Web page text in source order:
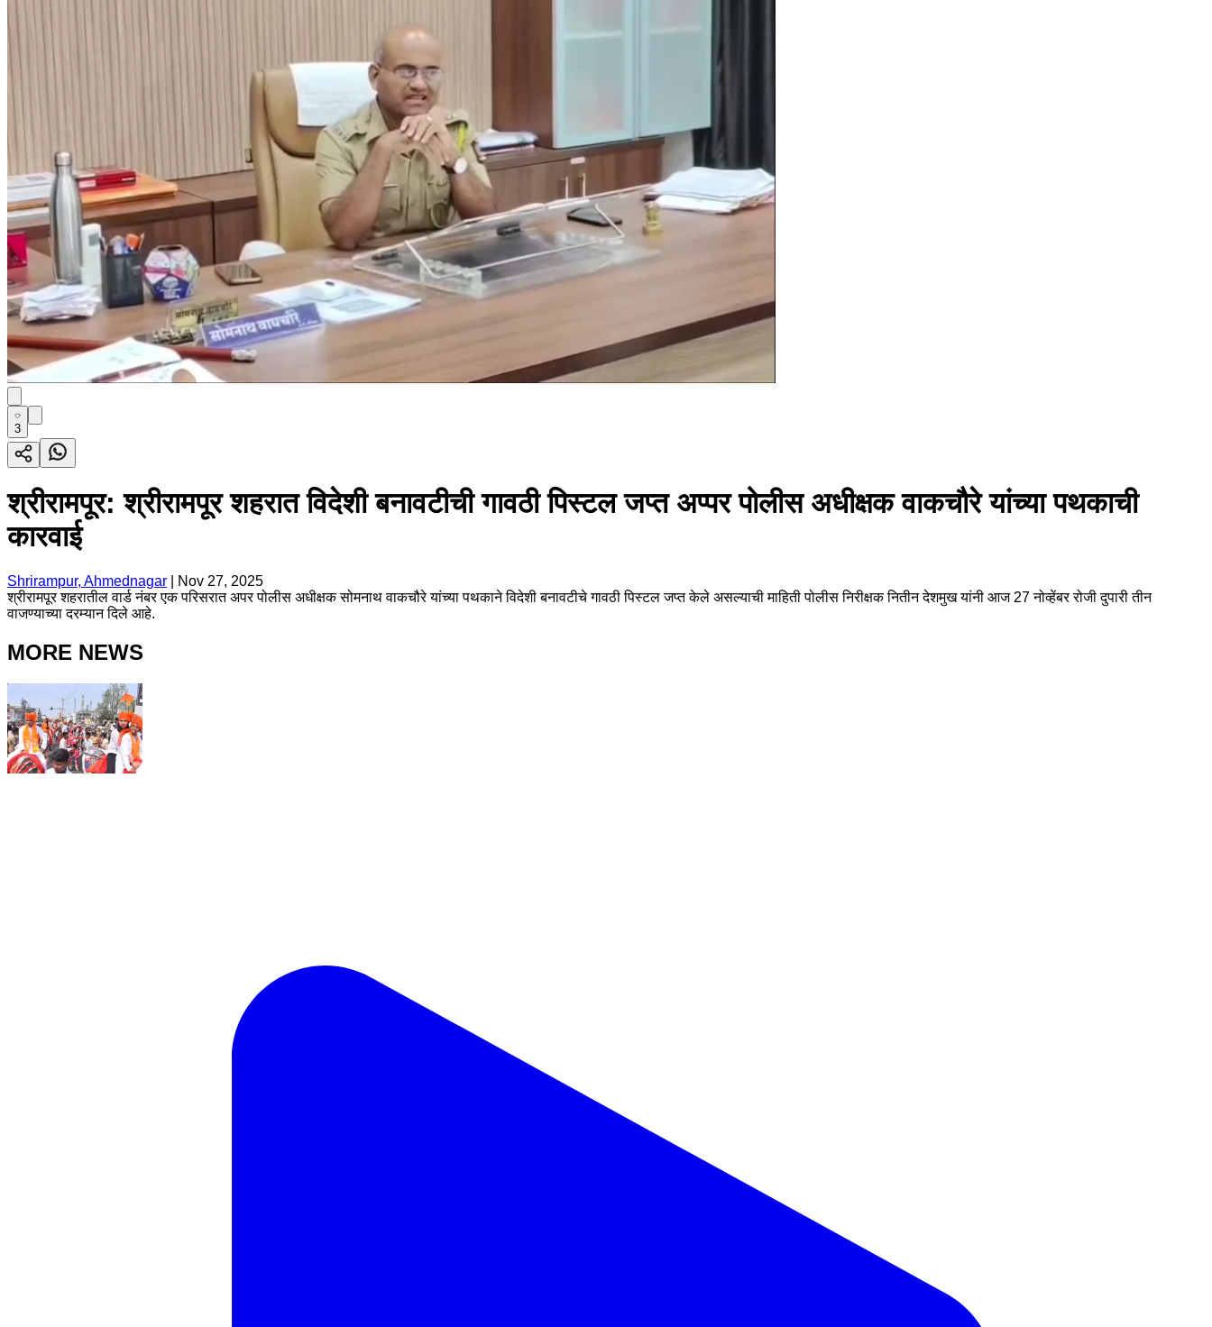
3
श्रीरामपूर: श्रीरामपूर शहरात विदेशी बनावटीची गावठी पिस्टल जप्त अप्पर पोलीस अधीक्षक वाकचौरे यांच्या पथकाची
कारवाई
Shrirampur, Ahmednagar
Nov 27, 2025
श्रीरामपूर शहरातील वार्ड नंबर एक परिसरात अपर पोलीस अधीक्षक सोमनाथ वाकचौरे यांच्या पथकाने विदेशी बनावटीचे गावठी पिस्टल जप्त केले असल्याची माहिती पोलीस निरीक्षक नितीन देशमुख यांनी आज 27 नोव्हेंबर रोजी दुपारी तीन
वाजण्याच्या दरम्यान दिले आहे.
MORE NEWS